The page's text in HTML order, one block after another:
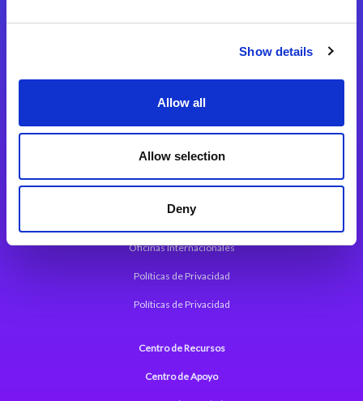
Show details
Allow all
Allow selection
Deny
Magic xpi Plataforma de Integración
Comunicados de Prensa (Inglés)
Acerca de Magic
Oficinas Internacionales
Políticas de Privacidad
Políticas de Privacidad
Centro de Recursos
Centro de Apoyo